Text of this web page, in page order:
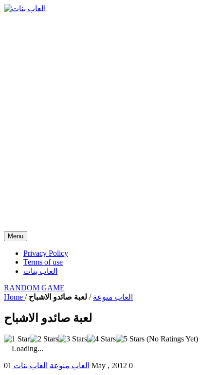
Menu
Privacy Policy
Terms of use
العاب بنات
RANDOM GAME
Home / العاب منوعة / لعبة صائدو الاشباح
لعبة صائدو الاشباح
(No Ratings Yet)
Loading...
العاب منوعة العاب بنات 01 May , 2012 0